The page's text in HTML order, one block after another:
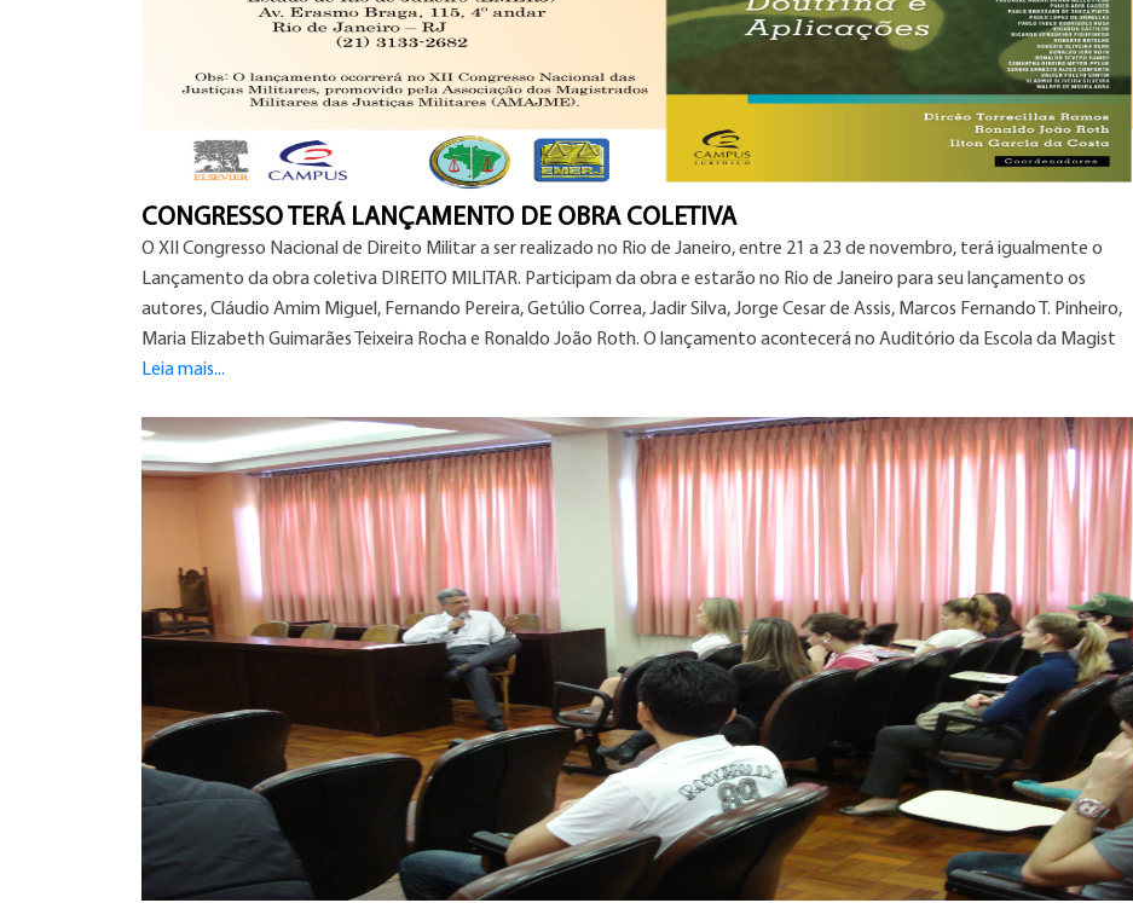
CONGRESSO TERÁ LANÇAMENTO DE OBRA COLETIVA
O XII Congresso Nacional de Direito Militar a ser realizado no Rio de Janeiro, entre 21 a 23 de novembro, terá igualmente o
Lançamento da obra coletiva DIREITO MILITAR. Participam da obra e estarão no Rio de Janeiro para seu lançamento os
autores, Cláudio Amim Miguel, Fernando Pereira, Getúlio Correa, Jadir Silva, Jorge Cesar de Assis, Marcos Fernando T. Pinheiro,
Maria Elizabeth Guimarães Teixeira Rocha e Ronaldo João Roth. O lançamento acontecerá no Auditório da Escola da Magist
Leia mais...